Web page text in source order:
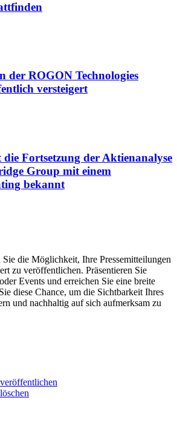
der ROGON Technologies
versteigert
Fortsetzung der Aktienanalyse
Group mit einem
bekannt
die Möglichkeit, Ihre Pressemitteilungen
zu veröffentlichen. Präsentieren Sie
Events und erreichen Sie eine breite
diese Chance, um die Sichtbarkeit Ihres
und nachhaltig auf sich aufmerksam zu